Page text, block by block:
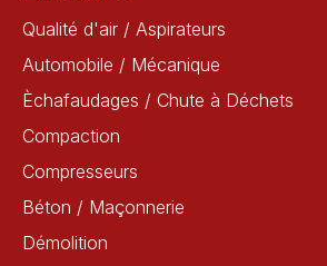
Qualité d'air / Aspirateurs
Automobile / Mécanique
Èchafaudages / Chute à Déchets
Compaction
Compresseurs
Béton / Maçonnerie
Démolition